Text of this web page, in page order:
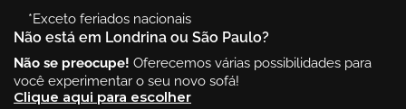
*Exceto feriados nacionais
Não está em Londrina ou São Paulo?
Não se preocupe! Oferecemos várias possibilidades para
você experimentar o seu novo sofá!
Clique aqui para escolher